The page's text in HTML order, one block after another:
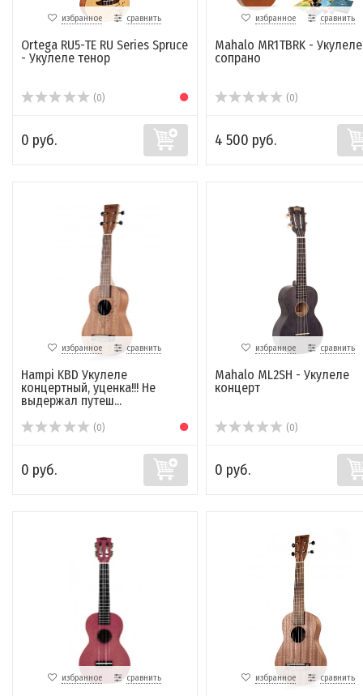
избранное сравнить
Ortega RU5-TE RU Series Spruce
- Укулеле тенор
(0)
0 руб.
избранное сравнить
Mahalo MR1TBRK - Укулеле
сопрано
(0)
4 500 руб.
избранное сравнить
Hampi KBD Укулеле
концертный, уценка!!! Не
выдержал путеш...
(0)
0 руб.
избранное сравнить
Mahalo ML2SH - Укулеле
концерт
(0)
0 руб.
избранное сравнить избранное сравнить